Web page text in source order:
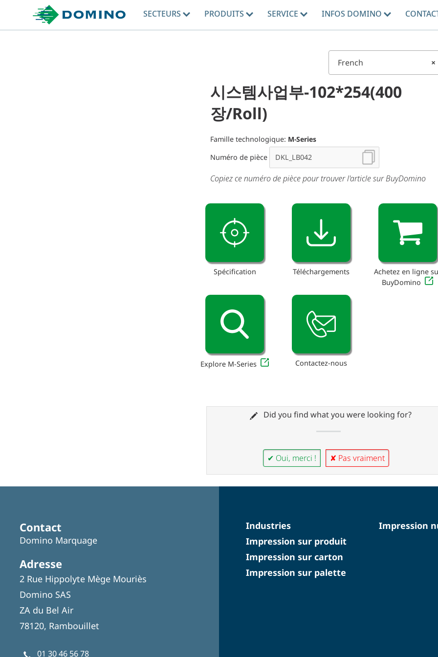
SECTEURS PRODUITS SERVICE INFOS DOMINO
×
French
시스템사업부-102*254(400
장/Roll)
Famille technologique: M-Series
Numéro de pièce
Copiez ce numéro de pièce pour trouver l'article sur BuyDomino
Spécification Téléchargements
Achetez en ligne
BuyDomino
Explore M-Series Contactez-nous
Did you find what you were looking for?
✔ Oui, merci ! ✘ Pas vraiment
Contact
Domino Marquage
Adresse
2 Rue Hippolyte Mège Mouriès
Domino SAS
ZA du Bel Air
78120, Rambouillet
01 30 46 56 78
Industries
Impression sur produit
Impression sur carton
Impression sur palette
Impression